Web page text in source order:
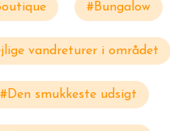
#Bungalow
vandreturer i området
#Den smukkeste udsigt